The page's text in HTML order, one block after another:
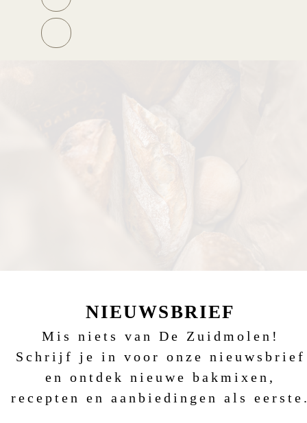
NIEUWSBRIEF
Mis niets van De Zuidmolen!
Schrijf je in voor onze nieuwsbrief
en ontdek nieuwe bakmixen,
recepten en aanbiedingen als